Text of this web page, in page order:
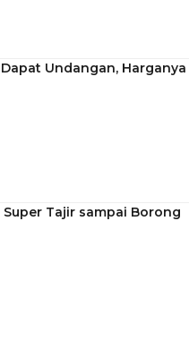
Undangan, Harganya
Tajir sampai Borong